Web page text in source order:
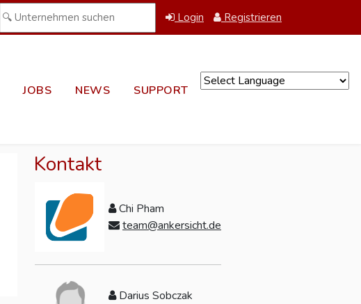
Login Registrieren
JOBS NEWS SUPPORT
Kontakt
Chi Pham
team@ankersicht.de
Darius Sobczak